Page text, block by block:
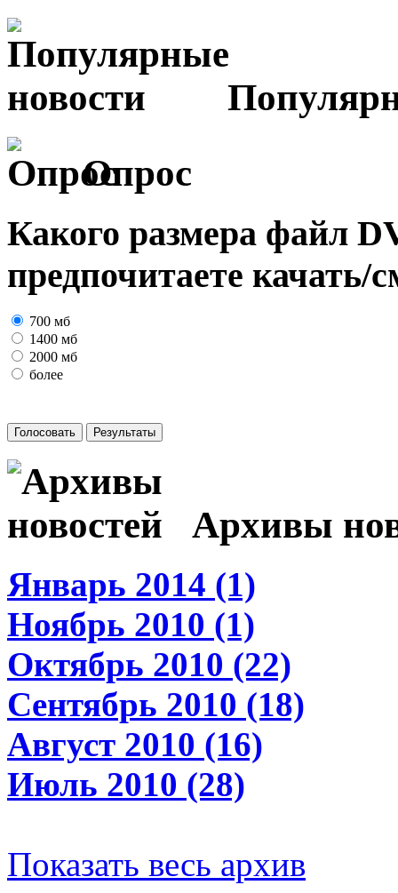
Опрос
Какого размера файл
предпочитаете качать/
700 мб
1400 мб
2000 мб
более
Архивы
Январь 2014 (1)
Ноябрь 2010 (1)
Октябрь 2010 (22)
Сентябрь 2010 (18)
Август 2010 (16)
Июль 2010 (28)
Показать весь архив